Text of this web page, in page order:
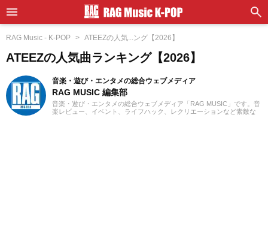
RAG Music - K-POP ATEEZの人気...ング【2026】
ATEEZの人気曲ランキング【2026】
音楽・遊び・エンタメの総合ウェブメディア
RAG MUSIC 編集部
音楽・遊び・エンタメの総合ウェブメディア「RAG MUSIC」です。音
楽レビュー、イベント、ライフハック、レクリエーションなど素敵な